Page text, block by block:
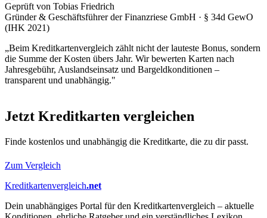
Geprüft von Tobias Friedrich
Gründer & Geschäftsführer der Finanzriese GmbH · § 34d GewO
(IHK 2021)
„Beim Kreditkartenvergleich zählt nicht der lauteste Bonus, sondern
die Summe der Kosten übers Jahr. Wir bewerten Karten nach
Jahresgebühr, Auslandseinsatz und Bargeldkonditionen –
transparent und unabhängig."
Jetzt Kreditkarten vergleichen
Finde kostenlos und unabhängig die Kreditkarte, die zu dir passt.
Zum Vergleich
Kreditkartenvergleich.net
Dein unabhängiges Portal für den Kreditkartenvergleich – aktuelle